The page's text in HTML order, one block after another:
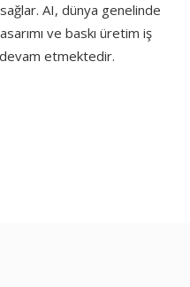
AI, dünya genelinde
ve baskı üretim iş
devam etmektedir.